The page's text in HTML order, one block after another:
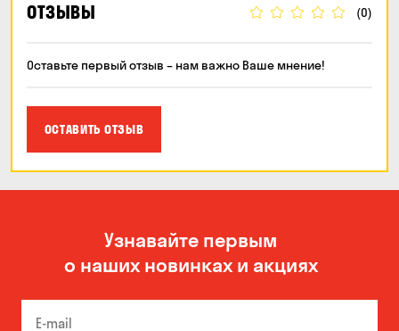
ОТЗЫВЫ (0)
Оставьте первый отзыв – нам важно Ваше мнение!
ОСТАВИТЬ ОТЗЫВ
Узнавайте первым
о наших новинках и акциях